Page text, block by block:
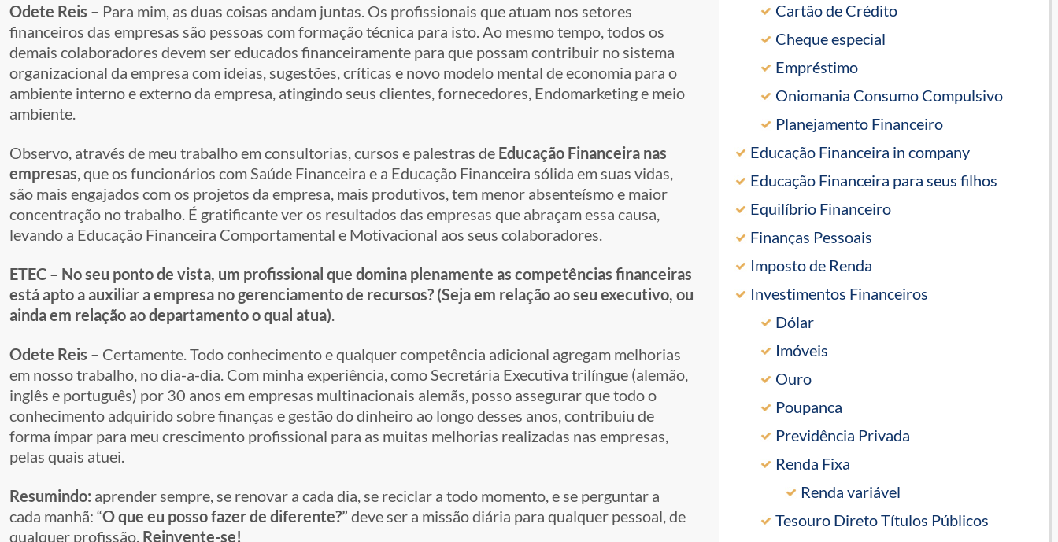
Odete Reis – Para mim, as duas coisas andam juntas. Os profissionais que atuam nos setores
financeiros das empresas são pessoas com formação técnica para isto. Ao mesmo tempo, todos os
demais colaboradores devem ser educados financeiramente para que possam contribuir no sistema
organizacional da empresa com ideias, sugestões, críticas e novo modelo mental de economia para o
ambiente interno e externo da empresa, atingindo seus clientes, fornecedores, Endomarketing e meio
ambiente.
Observo, através de meu trabalho em consultorias, cursos e palestras de Educação Financeira nas
empresas, que os funcionários com Saúde Financeira e a Educação Financeira sólida em suas vidas,
são mais engajados com os projetos da empresa, mais produtivos, tem menor absenteísmo e maior
concentração no trabalho. É gratificante ver os resultados das empresas que abraçam essa causa,
levando a Educação Financeira Comportamental e Motivacional aos seus colaboradores.
ETEC – No seu ponto de vista, um profissional que domina plenamente as competências financeiras
está apto a auxiliar a empresa no gerenciamento de recursos? (Seja em relação ao seu executivo, ou
ainda em relação ao departamento o qual atua).
Odete Reis – Certamente. Todo conhecimento e qualquer competência adicional agregam melhorias
em nosso trabalho, no dia-a-dia. Com minha experiência, como Secretária Executiva trilíngue (alemão,
inglês e português) por 30 anos em empresas multinacionais alemãs, posso assegurar que todo o
conhecimento adquirido sobre finanças e gestão do dinheiro ao longo desses anos, contribuiu de
forma ímpar para meu crescimento profissional para as muitas melhorias realizadas nas empresas,
pelas quais atuei.
Resumindo: aprender sempre, se renovar a cada dia, se reciclar a todo momento, e se perguntar a
cada manhã: “O que eu posso fazer de diferente?” deve ser a missão diária para qualquer pessoal, de
qualquer profissão. Reinvente-se!
Cartão de Crédito
Cheque especial
Empréstimo
Oniomania Consumo Compulsivo
Planejamento Financeiro
Educação Financeira in company
Educação Financeira para seus filhos
Equilíbrio Financeiro
Finanças Pessoais
Imposto de Renda
Investimentos Financeiros
Dólar
Imóveis
Ouro
Poupanca
Previdência Privada
Renda Fixa
Renda variável
Tesouro Direto Títulos Públicos